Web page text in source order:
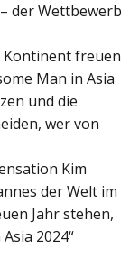
der Wettbewerb
Kontinent freuen
Man in Asia
und die
wer von
Kim
der Welt im
Jahr stehen,
2024“